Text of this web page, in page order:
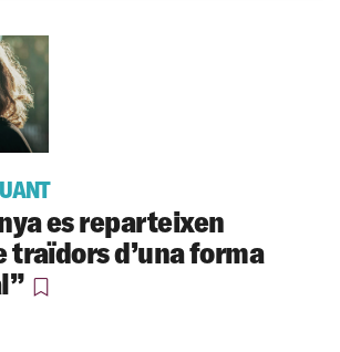
es reparteixen
traïdors d’una forma